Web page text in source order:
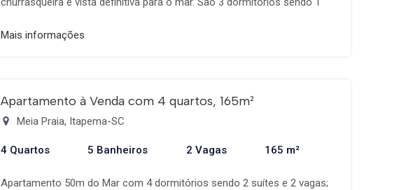
no centro de Meia Praia.
Mais informações
Apartamento à Venda com 4 quartos, 165m²
Meia Praia, Itapema-SC
4 Quartos 5 Banheiros 2 Vagas 165 m²
Apartamento 50m do Mar com 4 dormitórios sendo 2 suítes e 2 vagas;